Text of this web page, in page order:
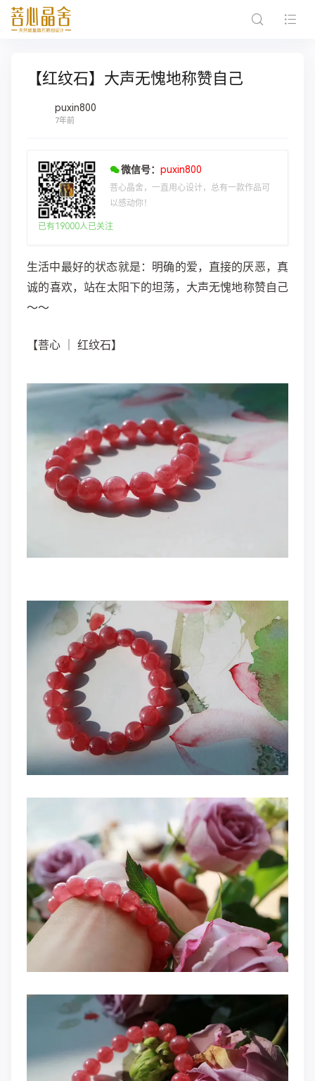
【红纹石】大声无愧地称赞自己
puxin800
7年前
微信号： puxin800
菩心晶舍，一直用心设计，总有一款作品可
以感动你！
已有19000人已关注
生活‎中​最‎好‎的​状‎态就‎是：明​确‎的爱，直接的‎厌​恶​，真​
诚‎的​喜欢，站在太阳下的坦荡，大声无愧地称赞自己
～～
【菩心 ｜ 红纹石】